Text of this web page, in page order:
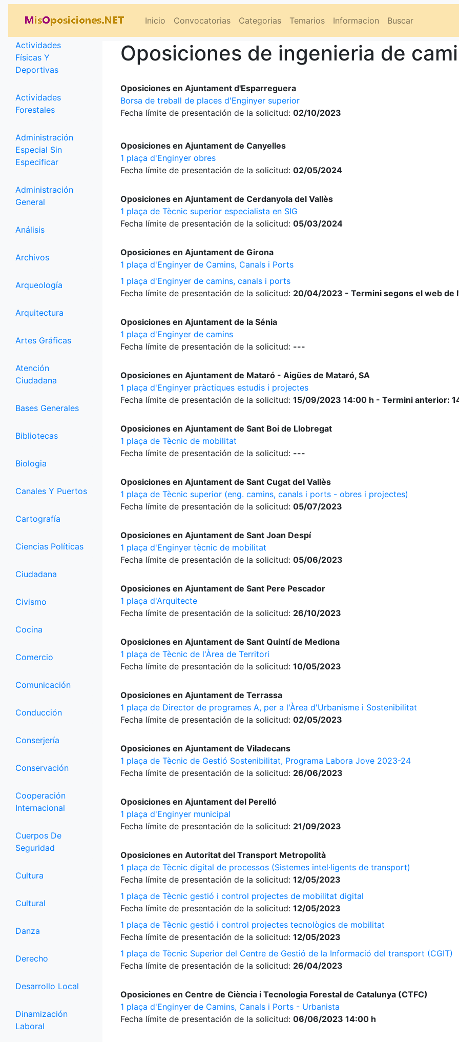
Inicio Convocatorias Categorias Temarios Informacion Buscar
Categorías
Actividades
Físicas Y
Deportivas
Actividades
Forestales
Administración
Especial Sin
Especificar
Administración
General
Análisis
Archivos
Arqueología
Arquitectura
Artes Gráficas
Atención
Ciudadana
Bases Generales
Bibliotecas
Biologia
Canales Y Puertos
Cartografía
Ciencias Políticas
Ciudadana
Civismo
Cocina
Comercio
Comunicación
Conducción
Conserjería
Conservación
Cooperación
Internacional
Cuerpos De
Seguridad
Cultura
Cultural
Danza
Derecho
Desarrollo Local
Dinamización
Laboral
Oposiciones de ingenieria de
Oposiciones en Ajuntament d'Esparreguera
Borsa de treball de places d'Enginyer superior
Fecha límite de presentación de la solicitud: 02/10/2023
Oposiciones en Ajuntament de Canyelles
1 plaça d'Enginyer obres
Fecha límite de presentación de la solicitud: 02/05/2024
Oposiciones en Ajuntament de Cerdanyola del Vallès
1 plaça de Tècnic superior especialista en SIG
Fecha límite de presentación de la solicitud: 05/03/2024
Oposiciones en Ajuntament de Girona
1 plaça d'Enginyer de Camins, Canals i Ports
1 plaça d'Enginyer de camins, canals i ports
Fecha límite de presentación de la solicitud: 20/04/2023 - Termini segons el web de
Oposiciones en Ajuntament de la Sénia
1 plaça d'Enginyer de camins
Fecha límite de presentación de la solicitud: ---
Oposiciones en Ajuntament de Mataró - Aigües de Mataró, SA
1 plaça d'Enginyer pràctiques estudis i projectes
Fecha límite de presentación de la solicitud: 15/09/2023 14:00 h - Termini anterior:
Oposiciones en Ajuntament de Sant Boi de Llobregat
1 plaça de Tècnic de mobilitat
Fecha límite de presentación de la solicitud: ---
Oposiciones en Ajuntament de Sant Cugat del Vallès
1 plaça de Tècnic superior (eng. camins, canals i ports - obres i projectes)
Fecha límite de presentación de la solicitud: 05/07/2023
Oposiciones en Ajuntament de Sant Joan Despí
1 plaça d'Enginyer tècnic de mobilitat
Fecha límite de presentación de la solicitud: 05/06/2023
Oposiciones en Ajuntament de Sant Pere Pescador
1 plaça d'Arquitecte
Fecha límite de presentación de la solicitud: 26/10/2023
Oposiciones en Ajuntament de Sant Quintí de Mediona
1 plaça de Tècnic de l'Àrea de Territori
Fecha límite de presentación de la solicitud: 10/05/2023
Oposiciones en Ajuntament de Terrassa
1 plaça de Director de programes A, per a l'Àrea d'Urbanisme i Sostenibilitat
Fecha límite de presentación de la solicitud: 02/05/2023
Oposiciones en Ajuntament de Viladecans
1 plaça de Tècnic de Gestió Sostenibilitat, Programa Labora Jove 2023-24
Fecha límite de presentación de la solicitud: 26/06/2023
Oposiciones en Ajuntament del Perelló
1 plaça d'Enginyer municipal
Fecha límite de presentación de la solicitud: 21/09/2023
Oposiciones en Autoritat del Transport Metropolità
1 plaça de Tècnic digital de processos (Sistemes intel·ligents de transport)
Fecha límite de presentación de la solicitud: 12/05/2023
1 plaça de Tècnic gestió i control projectes de mobilitat digital
Fecha límite de presentación de la solicitud: 12/05/2023
1 plaça de Tècnic gestió i control projectes tecnològics de mobilitat
Fecha límite de presentación de la solicitud: 12/05/2023
1 plaça de Tècnic Superior del Centre de Gestió de la Informació del transport (CGIT)
Fecha límite de presentación de la solicitud: 26/04/2023
Oposiciones en Centre de Ciència i Tecnologia Forestal de Catalunya (CTFC)
1 plaça d'Enginyer de Camins, Canals i Ports - Urbanista
Fecha límite de presentación de la solicitud: 06/06/2023 14:00 h